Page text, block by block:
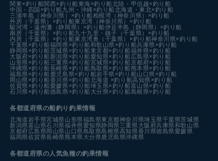
関東×釣り船関西×釣り船 東海×釣り船北陸・甲信越×釣り船
中国・四国×釣り船 九州・沖縄×釣り船北海道・東北×釣り船
三浦半島（神奈川県）×釣り船相模湾（神奈川県）×釣り船
外房（千葉県）×釣り船東京湾（神奈川県）×釣り船
駿河湾・遠州灘（静岡県）×釣り船伊豆半島（静岡県）×釣り船
南房（千葉県）×釣り船九十九里・銚子（千葉県）×釣り船
内房（千葉県）×釣り船東京湾奥（千葉県）×釣り船神奈川県×釣り船
千葉県×釣り船福岡県×釣り船和歌山県×釣り船兵庫県×釣り船
静岡県×釣り船茨城県×釣り船 東京都×釣り船福井県×釣り船
大阪府×釣り船 新潟県×釣り船愛知県×釣り船 広島県×釣り船
山形県×釣り船 三重県×釣り船宮城県×釣り船京都府×釣り船
沖縄県×釣り船長崎県×釣り船鳥取県×釣り船 熊本県×釣り船
福島県×釣り船 鹿児島県×釣り船岩手県×釣り船山口県×釣り船
岡山県×釣り船香川県×釣り船北海道 ×釣り船高知県×釣り船
佐賀県×釣り船愛媛県×釣り船埼玉県×釣り船富山県×釣り船
石川県×釣り船徳島県×釣り船 大分県×釣り船島根県×釣り船
各都道府県の船釣り釣果情報
北海道岩手県宮城県山形県福島県東京都神奈川県埼玉県千葉県茨城県
新潟県富山県石川県福井県愛知県静岡県三重県大阪府兵庫県和歌山県
京都府広島県岡山県山口県鳥取県島根県高知県香川県徳島県愛媛県
福岡県佐賀県長崎県熊本県大分県鹿児島県沖縄県
各都道府県の人気魚種の釣果情報